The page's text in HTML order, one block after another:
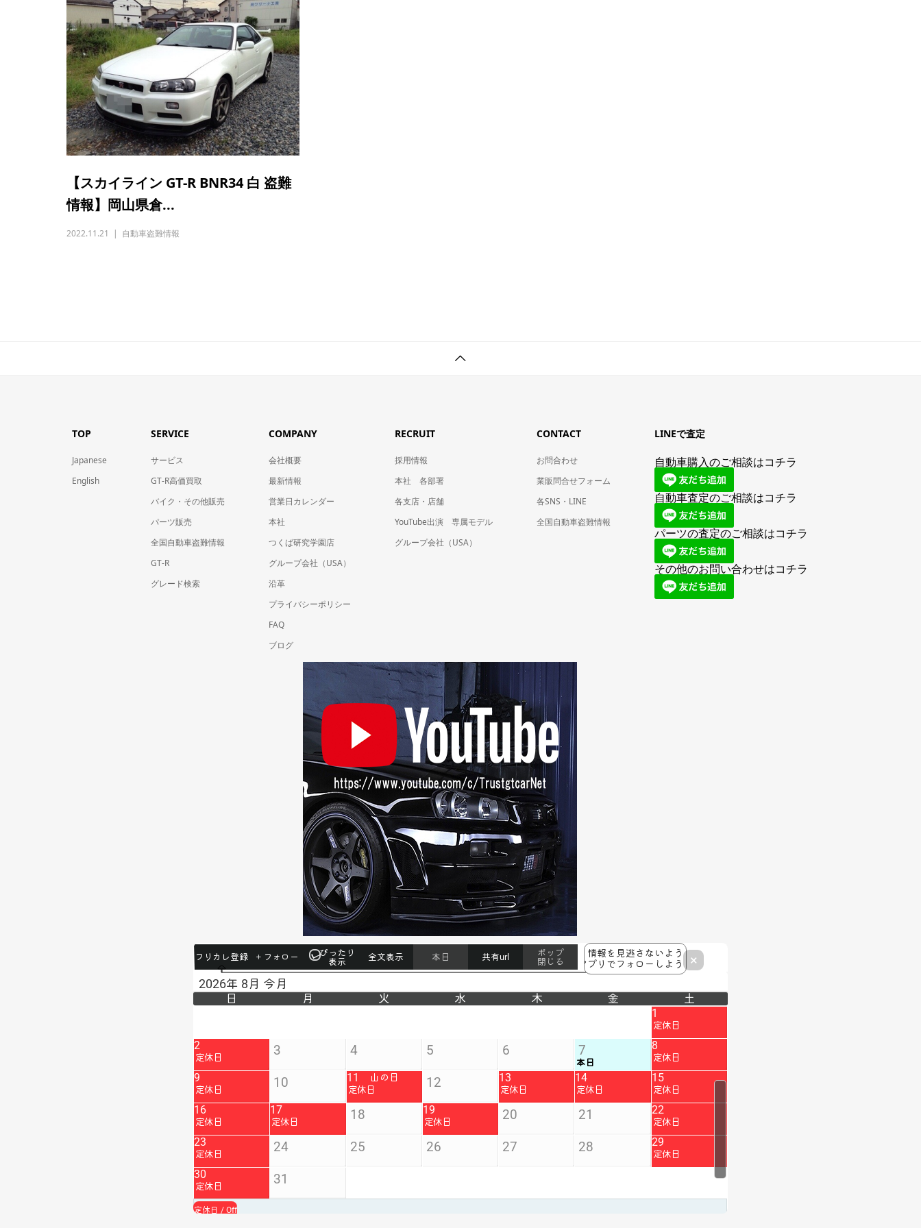
【スカイライン GT-R BNR34 白 盗難
情報】岡山県倉...
2022.11.21 自動車盗難情報
TOP
Japanese
English
SERVICE
サービス
GT-R高価買取
バイク・その他販売
パーツ販売
全国自動車盗難情報
GT-R
グレード検索
COMPANY
会社概要
最新情報
営業日カレンダー
本社
つくば研究学園店
グループ会社（USA）
沿革
プライバシーポリシー
FAQ
ブログ
RECRUIT
採用情報
本社 各部署
各支店・店舗
YouTube出演 専属モデル
グループ会社（USA）
CONTACT
お問合わせ
業販問合せフォーム
各SNS・LINE
全国自動車盗難情報
LINEで査定
自動車購入のご相談はコチラ
自動車査定のご相談はコチラ
パーツの査定のご相談はコチラ
その他のお問い合わせはコチラ